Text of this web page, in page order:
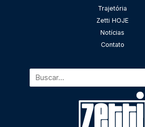
Trajetória
Zetti HOJE
Notícias
Contato
Pesquisar